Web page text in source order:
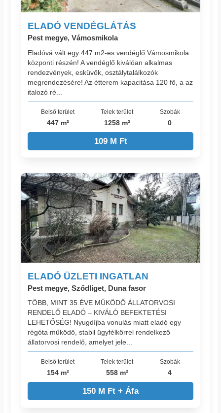
ELADÓ VENDÉGLÁTÁS
Pest megye, Vámosmikola
Eladóvá vált egy 447 m2-es vendéglő Vámosmikola
központi részén! A vendéglő kiválóan alkalmas
rendezvények, esküvők, osztálytalálkozók
megrendezésére! Az étterem kapacitása 120 fő, a az
italozó ré...
Belső terület
447 m²
Telek terület
1258 m²
Szobák
0
109 M Ft
ELADÓ ÜZLETI INGATLAN
Pest megye, Sződliget, Duna fasor
TÖBB, MINT 35 ÉVE MŰKÖDŐ ÁLLATORVOSI
RENDELŐ ELADÓ – KIVÁLÓ BEFEKTETÉSI
LEHETŐSÉG! Nyugdíjba vonulás miatt eladó egy
régóta működő, stabil ügyfélkörrel rendelkező
állatorvosi rendelő, amelyet jele...
Belső terület
154 m²
Telek terület
558 m²
Szobák
4
150 M Ft + Áfa